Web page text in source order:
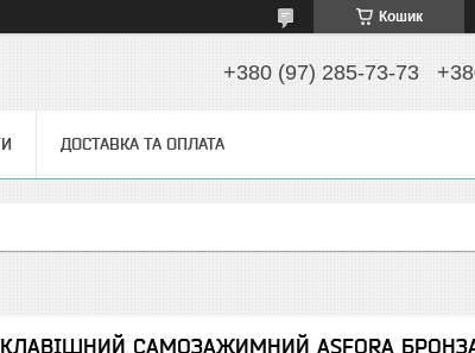
Кошик
+380 (97) 285-73-73
ДОСТАВКА ТА ОПЛАТА
САМОЗАЖИМНИЙ ASFORA